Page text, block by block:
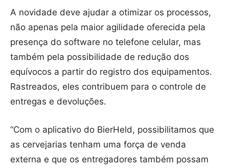
A novidade deve ajudar a otimizar os processos,
não apenas pela maior agilidade oferecida pela
presença do software no telefone celular, mas
também pela possibilidade de redução dos
equívocos a partir do registro dos equipamentos.
Rastreados, eles contribuem para o controle de
entregas e devoluções.
“Com o aplicativo do BierHeld, possibilitamos que
as cervejarias tenham uma força de venda
externa e que os entregadores também possam